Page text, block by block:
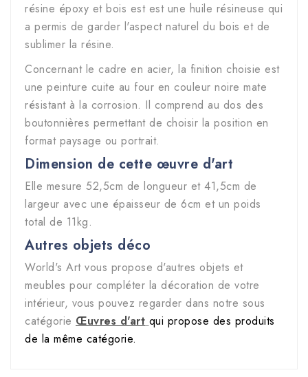
résine époxy et bois est est une huile résineuse qui
a permis de garder l'aspect naturel du bois et de
sublimer la résine.
Concernant le cadre en acier, la finition choisie est
une peinture cuite au four en couleur noire mate
résistant à la corrosion. Il comprend au dos des
boutonnières permettant de choisir la position en
format paysage ou portrait.
Dimension de cette œuvre d'art
Elle mesure 52,5cm de longueur et 41,5cm de
largeur avec une épaisseur de 6cm et un poids
total de 11kg.
Autres objets déco
World's Art vous propose d'autres objets et
meubles pour compléter la décoration de votre
intérieur, vous pouvez regarder dans notre sous
catégorie Œuvres d'art qui propose des produits
de la même catégorie.